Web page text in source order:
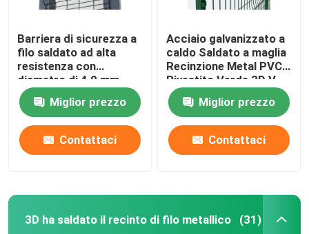
Barriera di sicurezza a
filo saldato ad alta
resistenza con
diametro di 4,0 mm
Miglior prezzo
Contattaci
Acciaio galvanizzato a
caldo Saldato a maglia
Recinzione Metal PVC
Rivestito Verde 3D V
Curva curva
Miglior prezzo
Contattaci
3D ha saldato il recinto di filo metallico (31)